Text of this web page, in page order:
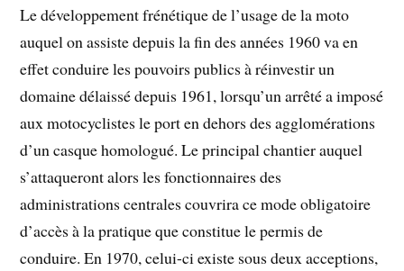
Le développement frénétique de l’usage de la moto
auquel on assiste depuis la fin des années 1960 va en
effet conduire les pouvoirs publics à réinvestir un
domaine délaissé depuis 1961, lorsqu’un arrêté a imposé
aux motocyclistes le port en dehors des agglomérations
d’un casque homologué. Le principal chantier auquel
s’attaqueront alors les fonctionnaires des
administrations centrales couvrira ce mode obligatoire
d’accès à la pratique que constitue le permis de
conduire. En 1970, celui-ci existe sous deux acceptions,